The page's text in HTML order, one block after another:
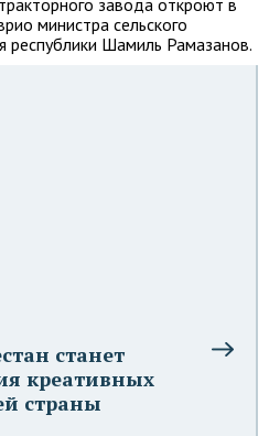
завода откроют в
министра сельского
республики Шамиль Рамазанов.
станет
креативных
страны